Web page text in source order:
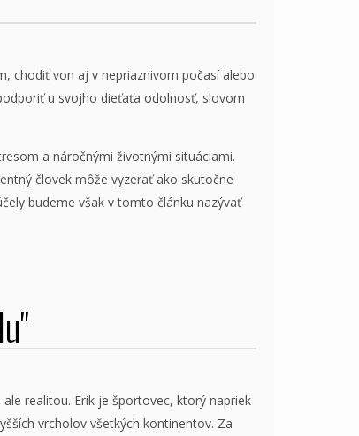
chodiť von aj v nepriaznivom počasí alebo
u svojho dieťaťa odolnosť, slovom
a náročnými životnými situáciami.
človek môže vyzerať ako skutočne
budeme však v tomto článku nazývať
realitou. Erik je športovec, ktorý napriek
vrcholov všetkých kontinentov. Za